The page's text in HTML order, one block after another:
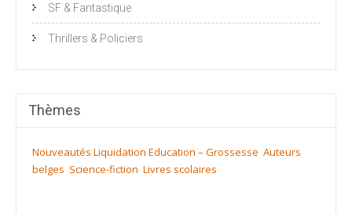
SF & Fantastique
Thrillers & Policiers
Thèmes
Nouveautés Liquidation Education – Grossesse Auteurs
belges Science-fiction Livres scolaires